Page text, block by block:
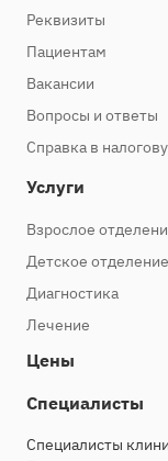
Реквизиты
Пациентам
Вакансии
Вопросы и ответы
Справка в
Услуги
Взрослое
Детское отделение
Диагностика
Лечение
Цены
Специалисты
Специалисты